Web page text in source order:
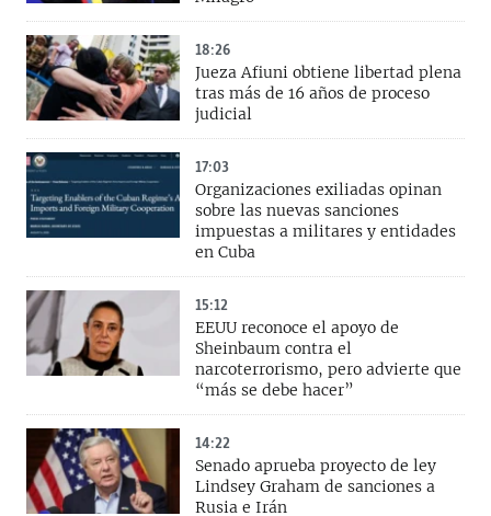
18:26
Jueza Afiuni obtiene libertad plena
tras más de 16 años de proceso
judicial
17:03
Organizaciones exiliadas opinan
sobre las nuevas sanciones
impuestas a militares y entidades
en Cuba
15:12
EEUU reconoce el apoyo de
Sheinbaum contra el
narcoterrorismo, pero advierte que
“más se debe hacer”
14:22
Senado aprueba proyecto de ley
Lindsey Graham de sanciones a
Rusia e Irán